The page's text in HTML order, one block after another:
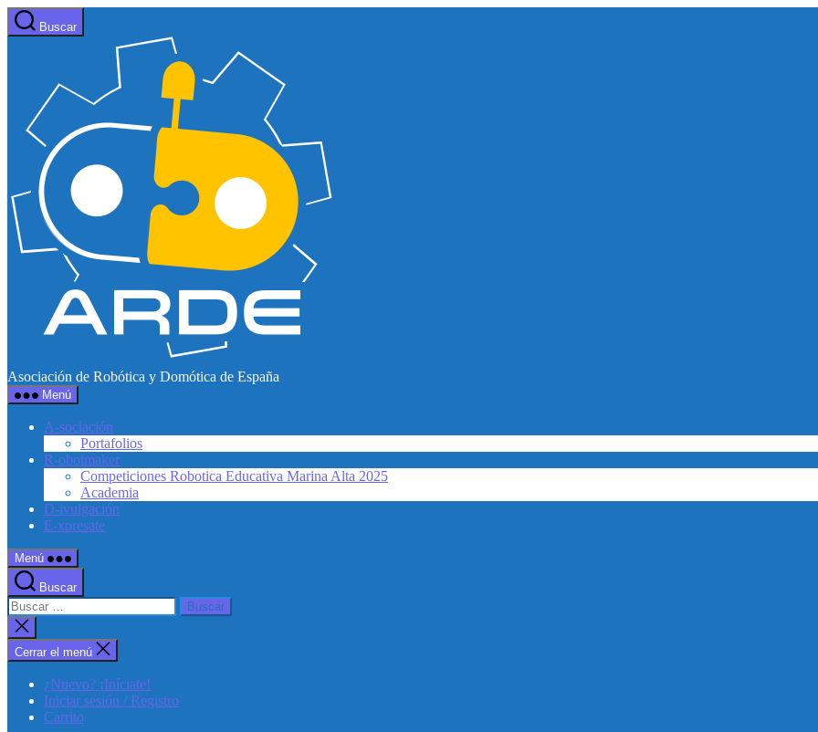
Saltar
al
Buscar
Asociación de Robótica y Domótica de España
Menú
A-sociación
Portafolios
R-obotmaker
Competiciones Robotica Educativa Marina Alta 2025
Academia
D-ivulgación
E-xpresate
Menú
Buscar
Buscar:
Cerrar
la
búsqueda
Cerrar el menú
¿Nuevo? ¡Iníciate!
Iniciar sesión / Registro
Carrito